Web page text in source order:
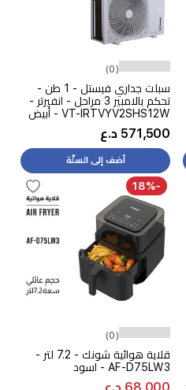
(0)
سبلت جداري فيستل - 1 طن -
تحكم بالامبير 3 مراحل - انفيرتر -
VT-IRTVYV2SHS12W - أبيض
571,500 د.ع
أضف إلى السلّة
-18%
(0)
قلاية هوائية شونك - 7.2 لتر -
AF-D75LW3 - اسود